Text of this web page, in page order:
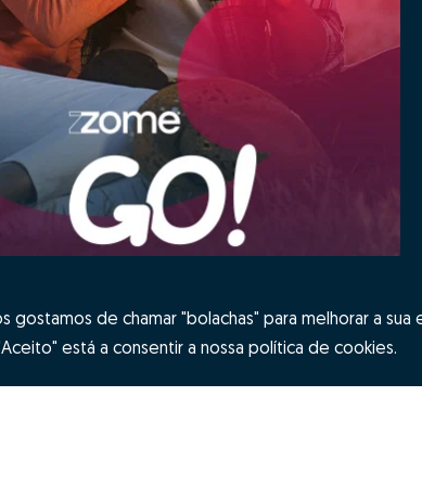
gostamos de chamar "bolachas" para melhorar a
está a consentir a nossa política de cookies.